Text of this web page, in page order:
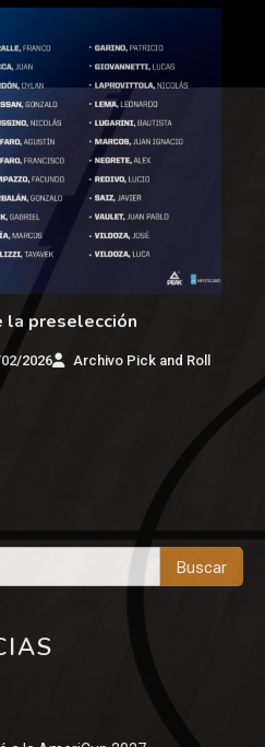
la preselección
2026 Archivo Pick and Roll
Buscar